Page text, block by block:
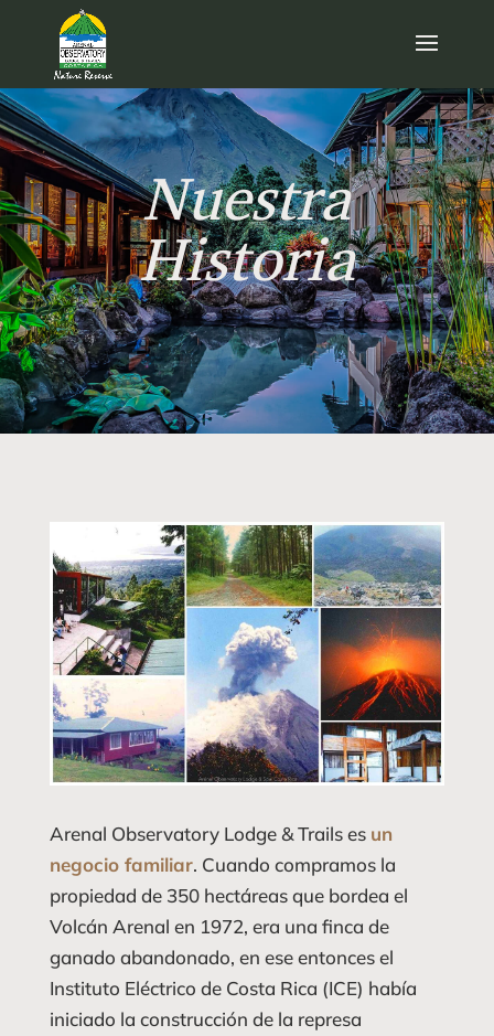
Nuestra
Historia
Arenal Observatory Lodge & Trails es un
negocio familiar. Cuando compramos la
propiedad de 350 hectáreas que bordea el
Volcán Arenal en 1972, era una finca de
ganado abandonado, en ese entonces el
Instituto Eléctrico de Costa Rica (ICE) había
iniciado la construcción de la represa